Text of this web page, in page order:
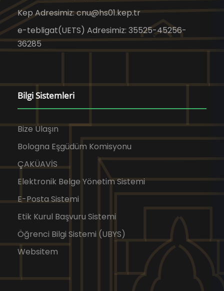
Kep Adresimiz: cnu@hs01.kep.tr
e-tebligat(UETS) Adresimiz: 35525-45256-
36285
Bilgi Sistemleri
Bize Ulaşın
Bologna Eşgüdüm Komisyonu
ÇAKÜAVİS
Elektronik Belge Yönetim Sistemi
E-Posta Sistemi
Etik Kurul Başvuru Sistemi
Öğrenci Bilgi Sistemi (UBYS)
Websitem